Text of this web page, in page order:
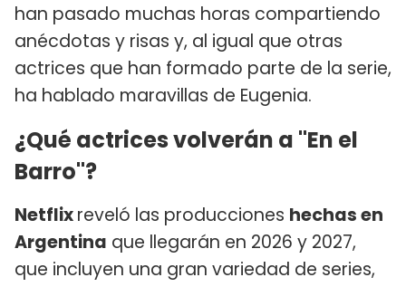
han pasado muchas horas compartiendo
anécdotas y risas y, al igual que otras
actrices que han formado parte de la serie,
ha hablado maravillas de Eugenia.
¿Qué actrices volverán a "En el
Barro"?
Netflixreveló las producciones hechas en
Argentina que llegarán en 2026 y 2027,
que incluyen una gran variedad de series,